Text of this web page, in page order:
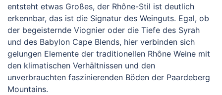
entsteht etwas Großes, der Rhône-Stil ist deutlich
erkennbar, das ist die Signatur des Weinguts. Egal, ob
der begeisternde Viognier oder die Tiefe des Syrah
und des Babylon Cape Blends, hier verbinden sich
gelungen Elemente der traditionellen Rhône Weine mit
den klimatischen Verhältnissen und den
unverbrauchten faszinierenden Böden der Paardeberg
Mountains.